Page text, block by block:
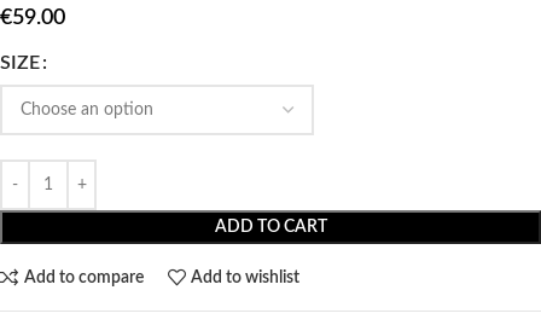
€59.00
SIZE
ADD TO CART
Add to compare Add to wishlist